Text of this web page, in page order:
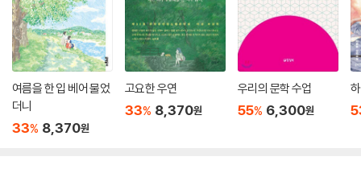
중에서
우리가 편지를 주고받게 된 건 결코 우연이 아니야.
난 엄마의 비밀을 풀고, 넌 인생을 바꾸고.
둘은 각자가 서 있는 시간을 이용해 서로의 고민을 해결해 주기로 한다. 현
재의 은유는 언니와 끊임없이 비교당하는 과거의 은유에게 도움이 될 만한
미래의 일을 알려 주고, 과거의 은유는 현재의 은유가 평생을 궁금해 온 ‘엄
여름을 한 입 베어 물었
더니
33% 8,370원
고요한 우연
33% 8,370원
우리의 문학 수업
55% 6,300원